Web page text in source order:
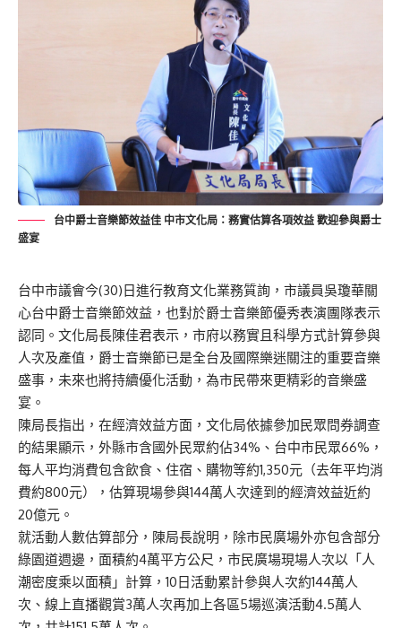
台中爵士音樂節效益佳 中市文化局：務實估算各項效益 歡迎參與爵士
盛宴
台中市議會今(30)日進行教育文化業務質詢，市議員吳瓊華關
心台中爵士音樂節效益，也對於爵士音樂節優秀表演團隊表示
認同。文化局長陳佳君表示，市府以務實且科學方式計算參與
人次及產值，爵士音樂節已是全台及國際樂迷關注的重要音樂
盛事，未來也將持續優化活動，為市民帶來更精彩的音樂盛
宴。
陳局長指出，在經濟效益方面，文化局依據參加民眾問券調查
的結果顯示，外縣市含國外民眾約佔34%、台中市民眾66%，
每人平均消費包含飲食、住宿、購物等約1,350元（去年平均消
費約800元），估算現場參與144萬人次達到的經濟效益近約
20億元。
就活動人數估算部分，陳局長說明，除市民廣場外亦包含部分
綠園道週邊，面積約4萬平方公尺，市民廣場現場人次以「人
潮密度乘以面積」計算，10日活動累計參與人次約144萬人
次、線上直播觀賞3萬人次再加上各區5場巡演活動4.5萬人